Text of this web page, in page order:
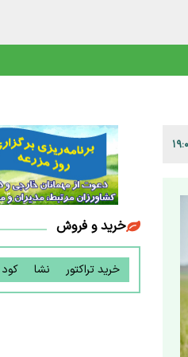
خرید و فروش
خرید تراکتور نشا کود